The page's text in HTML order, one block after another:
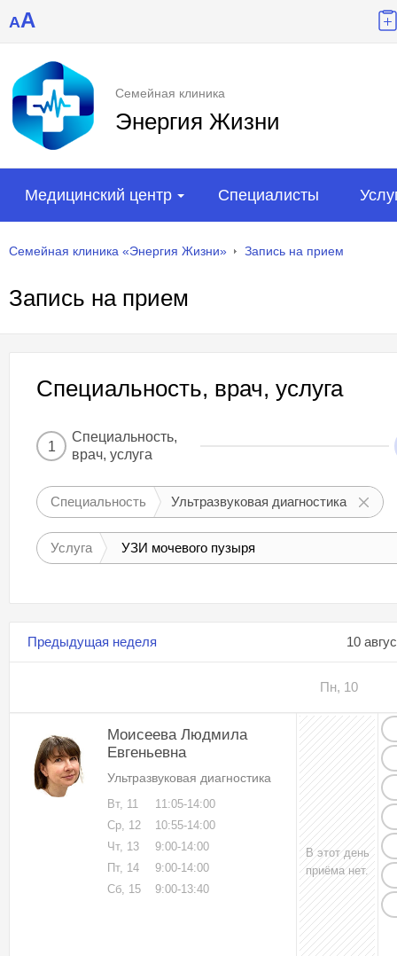
AA
Семейная клиника
Энергия Жизни
Медицинский центр Специалисты
Семейная клиника «Энергия Жизни» Запись на прием
Запись на прием
Специальность, врач, услуга
1
Специальность,
врач, услуга
Специальность Ультразвуковая диагностика
Услуга УЗИ мочевого пузыря
Предыдущая неделя 10
Пн, 10
Моисеева Людмила
Евгеньевна
Ультразвуковая диагностика
Вт, 11
11:05-14:00
Ср, 12
10:55-14:00
Чт, 13
9:00-14:00
Пт, 14
9:00-14:00
Сб, 15
9:00-13:40
В этот день
приёма нет.